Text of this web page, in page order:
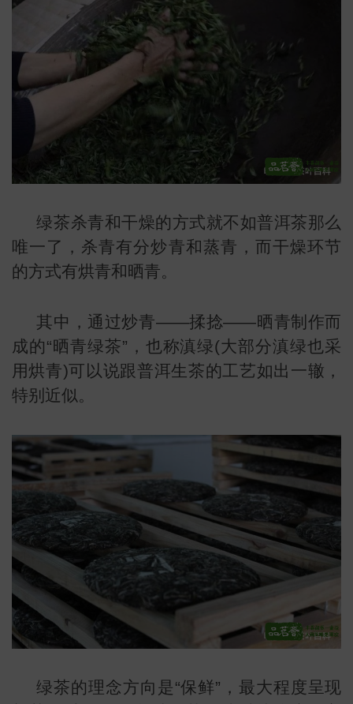
常
绿茶杀青和干燥的方式就不如普洱茶那么
唯一了，杀青有分炒青和蒸青，而干燥环节
的方式有烘青和晒青。
其中，通过炒青——揉捻——晒青制作而
成的“晒青绿茶”，也称滇绿(大部分滇绿也采
用烘青)可以说跟普洱生茶的工艺如出一辙，
特别近似。
绿茶的理念方向是“保鲜”，最大程度呈现